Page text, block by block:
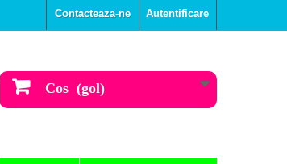
Autentificare
Contacteaza-ne
Cos (gol)